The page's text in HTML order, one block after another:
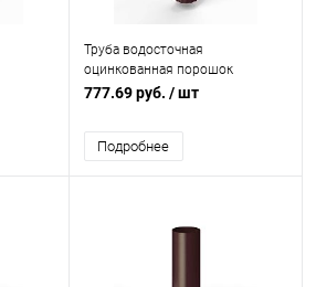
Труба водосточная
оцинкованная порошок
ф160х1250мм RAL 3007
777.69 руб. / шт
Подробнее